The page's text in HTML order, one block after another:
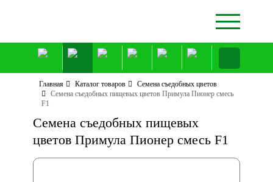
Главная Каталог товаров
Семена съедобных цветов
Семена съедобных пищевых цветов Примула Пионер смесь
F1
Семена съедобных пищевых
цветов Примула Пионер смесь F1